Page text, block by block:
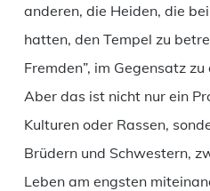
anderen, die Heiden, die
hatten, den Tempel zu
Fremden”, im Gegensatz
Aber das ist nicht nur ein
Kulturen oder Rassen,
Brüdern und Schwestern,
Leben am engsten